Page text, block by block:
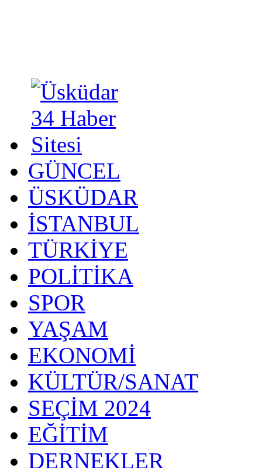
GÜNCEL
ÜSKÜDAR
İSTANBUL
TÜRKİYE
POLİTİKA
SPOR
YAŞAM
EKONOMİ
KÜLTÜR/SANAT
SEÇİM 2024
EĞİTİM
DERNEKLER